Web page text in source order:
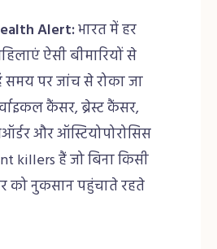
Alert:भारत में हर
ऐसी बीमारियों से
समय पर जांच से रोका जा
कैंसर, ब्रेस्ट कैंसर,
और ऑस्टियोपोरोसिस
killers हैं जो बिना किसी
को नुकसान पहुंचाते रहते